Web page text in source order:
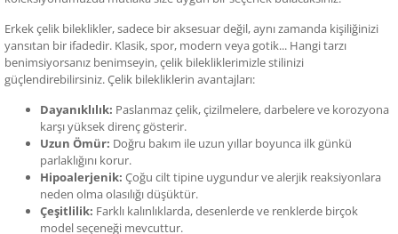
Erkek çelik bileklikler, sadece bir aksesuar değil, aynı zamanda kişiliğinizi
yansıtan bir ifadedir. Klasik, spor, modern veya gotik... Hangi tarzı
benimsiyorsanız benimseyin, çelik bilekliklerimizle stilinizi
güçlendirebilirsiniz. Çelik bilekliklerin avantajları:
Dayanıklılık: Paslanmaz çelik, çizilmelere, darbelere ve korozyona
karşı yüksek direnç gösterir.
Uzun Ömür: Doğru bakım ile uzun yıllar boyunca ilk günkü
parlaklığını korur.
Hipoalerjenik: Çoğu cilt tipine uygundur ve alerjik reaksiyonlara
neden olma olasılığı düşüktür.
Çeşitlilik: Farklı kalınlıklarda, desenlerde ve renklerde birçok
model seçeneği mevcuttur.